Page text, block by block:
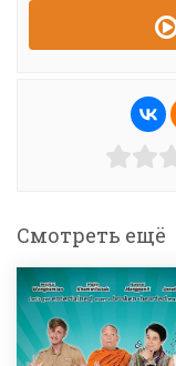
Смотреть ещё